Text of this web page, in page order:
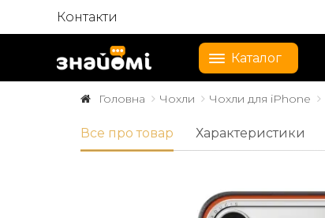
Контакти
Каталог
Головна Чохли Чохли для iPhone
Все про товар Характеристики